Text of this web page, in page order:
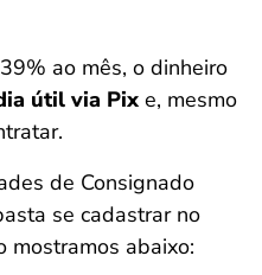
ao mês, o dinheiro
útil via Pix e, mesmo
de Consignado
se cadastrar no
mostramos abaixo: